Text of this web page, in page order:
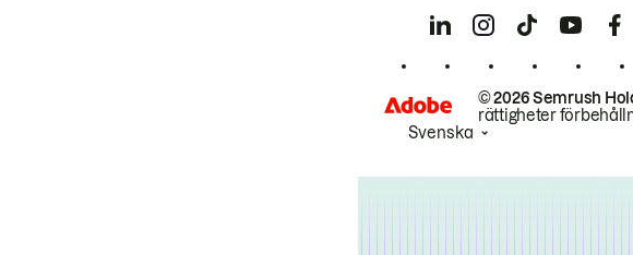
© 2026 Semrush
rättigheter
Svenska